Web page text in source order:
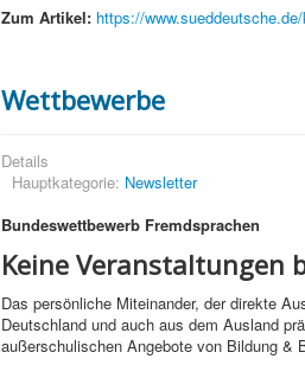
Zum Artikel: https://
Wettbewerbe
Details
Hauptkategorie: Newsletter
Bundeswettbewerb Fremdsprachen
Keine Veranstaltungen
Das persönliche Miteinander, der direkte
Deutschland und auch aus dem Ausland
außerschulischen Angebote von Bildung &